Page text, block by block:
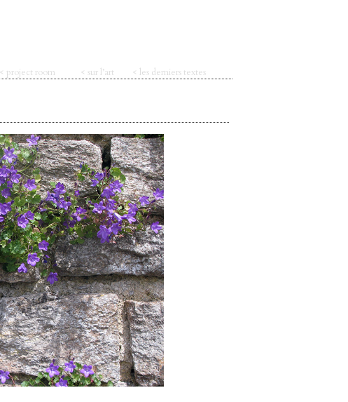
< project room < sur l’art < les derniers textes